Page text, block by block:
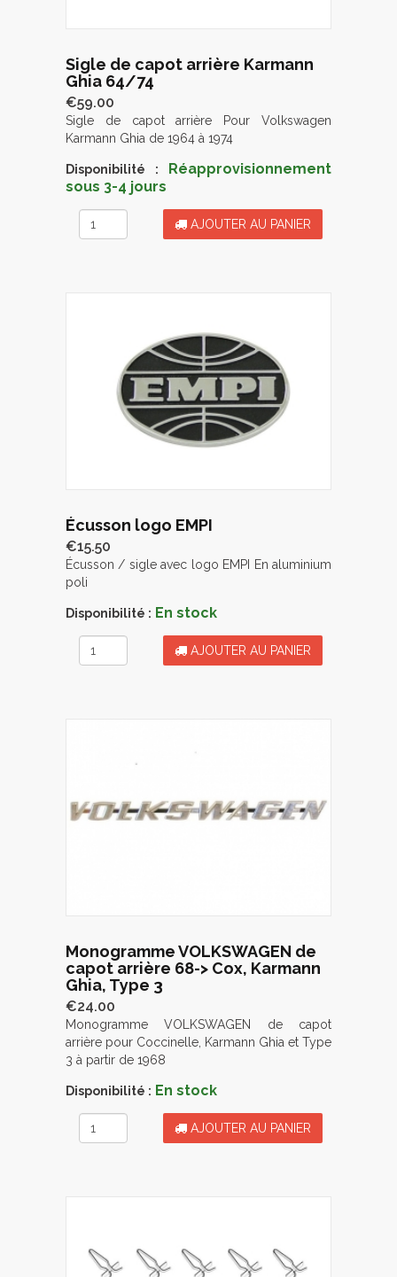
Sigle de capot arrière Karmann
Ghia 64/74
€59.00
Sigle de capot arrière Pour Volkswagen
Karmann Ghia de 1964 à 1974
Disponibilité :
Réapprovisionnement
sous 3-4 jours
AJOUTER AU PANIER
Écusson logo EMPI
€15.50
Écusson / sigle avec logo EMPI En aluminium
poli
Disponibilité : En stock
AJOUTER AU PANIER
Monogramme VOLKSWAGEN de
capot arrière 68-> Cox, Karmann
Ghia, Type 3
€24.00
Monogramme VOLKSWAGEN de capot
arrière pour Coccinelle, Karmann Ghia et Type
3 à partir de 1968
Disponibilité : En stock
AJOUTER AU PANIER